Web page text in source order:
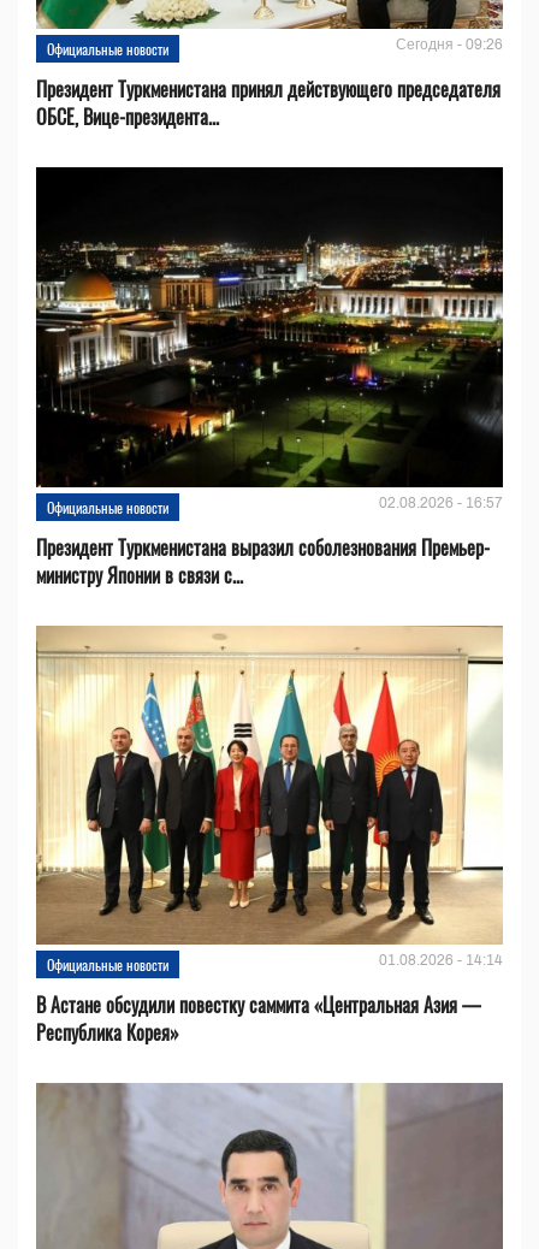
Официальные новости Сегодня - 09:26
Президент Туркменистана принял действующего председателя
ОБСЕ, Вице-президента...
Официальные новости 02.08.2026 - 16:57
Президент Туркменистана выразил соболезнования Премьер-
министру Японии в связи с...
Официальные новости 01.08.2026 - 14:14
В Астане обсудили повестку саммита «Центральная Азия —
Республика Корея»